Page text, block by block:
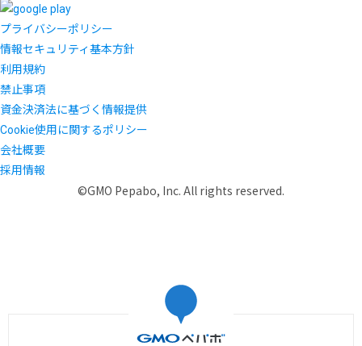
プライバシーポリシー
情報セキュリティ基本方針
利用規約
禁止事項
資金決済法に基づく情報提供
Cookie使用に関するポリシー
会社概要
採用情報
©GMO Pepabo, Inc. All rights reserved.